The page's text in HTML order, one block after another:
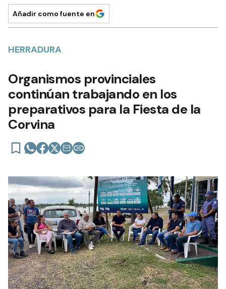
Añadir como fuente en
HERRADURA
Organismos provinciales
continúan trabajando en los
preparativos para la Fiesta de la
Corvina